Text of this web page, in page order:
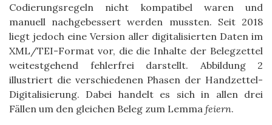
Codierungsregeln nicht kompatibel waren und
manuell nachgebessert werden mussten. Seit 2018
liegt jedoch eine Version aller digitalisierten Daten im
XML/TEI-Format vor, die die Inhalte der Belegzettel
weitestgehend fehlerfrei darstellt. Abbildung 2
illustriert die verschiedenen Phasen der Handzettel-
Digitalisierung. Dabei handelt es sich in allen drei
Fällen um den gleichen Beleg zum Lemma feiern.